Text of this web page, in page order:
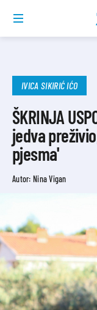
IVICA SIKIRIĆ IĆO
ŠKRINJA
jedva
pjesma'
Autor: Nina Vigan